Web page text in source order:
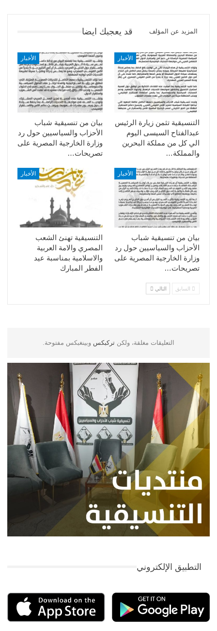
قد يعجبك ايضا المزيد عن المؤلف
الأخبار
بيان من تنسيقية شباب
الأحزاب والسياسيين حول رد
وزارة الخارجية المصرية على
تصريحات…
الأخبار
التنسيقية تثمن زيارة الرئيس
عبدالفتاح السيسى اليوم
الي كل من مملكة البحرين
والمملكة…
الأخبار
التنسيقية تهنئ الشعب
المصري والامة العربية
والاسلامية بمناسبة عيد
الفطر المبارك
الأخبار
بيان من تنسيقية شباب
الأحزاب والسياسيين حول رد
وزارة الخارجية المصرية على
تصريحات…
السابق التالي
التعليقات مغلقة، ولكن تركبكس وبينغبكس مفتوحة.
التطبيق الإلكتروني